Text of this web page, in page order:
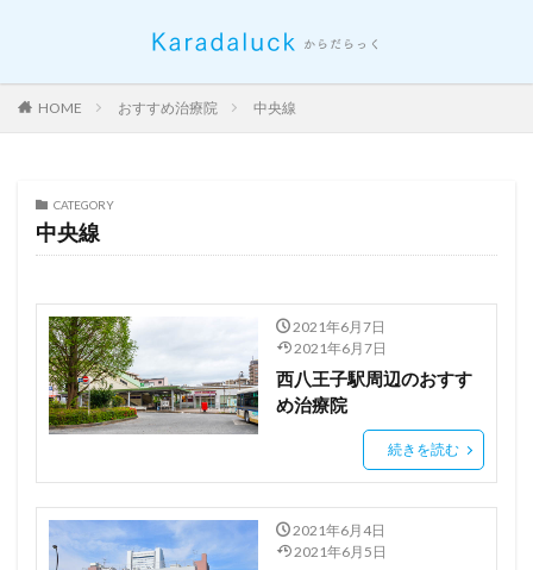
HOME おすすめ治療院 中央線
CATEGORY
中央線
2021年6月7日
2021年6月7日
西八王子駅周辺のおすす
め治療院
続きを読む
2021年6月4日
2021年6月5日